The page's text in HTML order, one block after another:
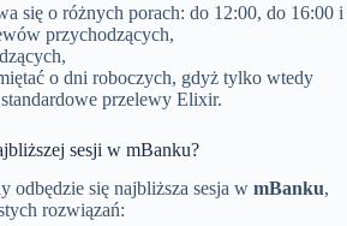
się o różnych porach: do 12:00, do 16:00 i
przychodzących,
o dni roboczych, gdyż tylko wtedy
przelewy Elixir.
sesji w mBanku?
odbędzie się najbliższa sesja w mBanku,
rozwiązań: